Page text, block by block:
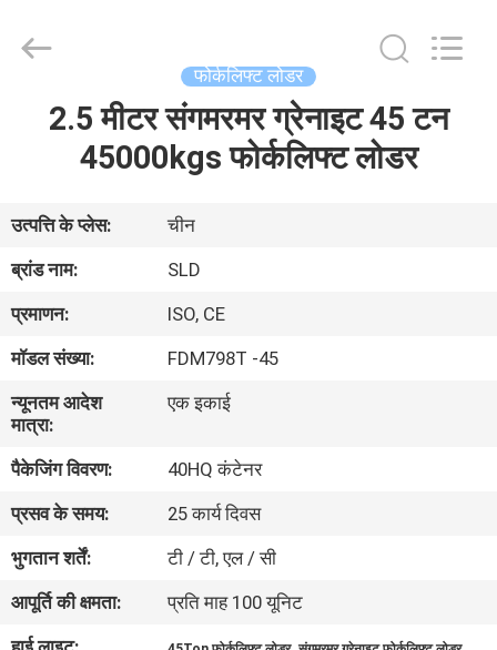
हमारे
बारे
कारखाना
भ्रमण
गुणवत्ता
नियंत्रण
साइटमैप
फोर्कलिफ्ट लोडर
2.5 मीटर संगमरमर ग्रेनाइट 45 टन
45000kgs फोर्कलिफ्ट लोडर
उत्पत्ति के प्लेस:
चीन
ब्रांड नाम:
SLD
प्रमाणन:
ISO, CE
मॉडल संख्या:
FDM798T -45
न्यूनतम आदेश
मात्रा:
एक इकाई
पैकेजिंग विवरण:
40HQ कंटेनर
प्रसव के समय:
25 कार्य दिवस
भुगतान शर्तें:
टी / टी, एल / सी
आपूर्ति की क्षमता:
प्रति माह 100 यूनिट